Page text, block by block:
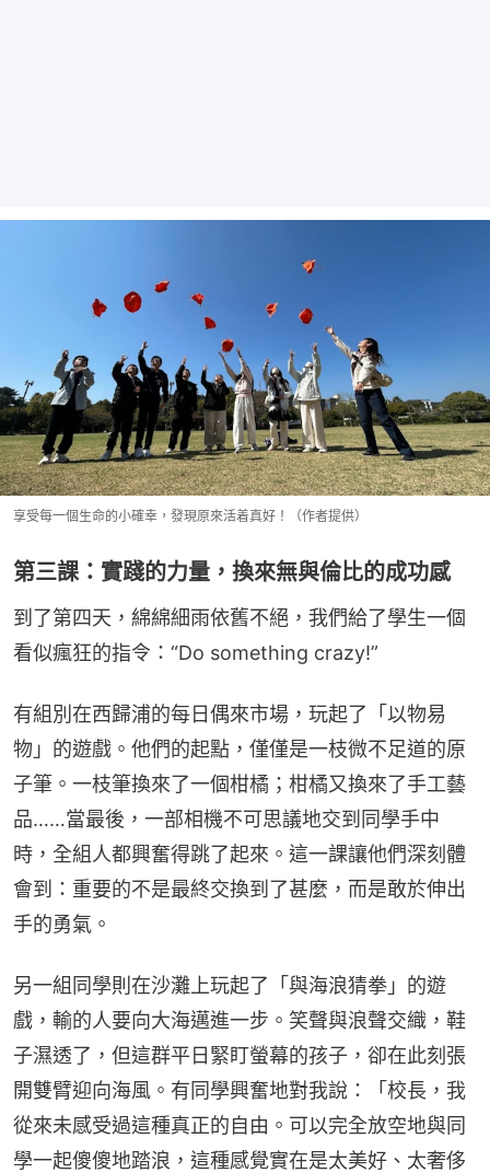
享受每一個生命的小確幸，發現原來活着真好！（作者提供）
第三課：實踐的力量，換來無與倫比的成功感
到了第四天，綿綿細雨依舊不絕，我們給了學生一個
看似瘋狂的指令：“Do something crazy!”
有組別在西歸浦的每日偶來市場，玩起了「以物易
物」的遊戲。他們的起點，僅僅是一枝微不足道的原
子筆。一枝筆換來了一個柑橘；柑橘又換來了手工藝
品……當最後，一部相機不可思議地交到同學手中
時，全組人都興奮得跳了起來。這一課讓他們深刻體
會到：重要的不是最終交換到了甚麼，而是敢於伸出
手的勇氣。
另一組同學則在沙灘上玩起了「與海浪猜拳」的遊
戲，輸的人要向大海邁進一步。笑聲與浪聲交織，鞋
子濕透了，但這群平日緊盯螢幕的孩子，卻在此刻張
開雙臂迎向海風。有同學興奮地對我說：「校長，我
從來未感受過這種真正的自由。可以完全放空地與同
學一起傻傻地踏浪，這種感覺實在是太美好、太奢侈